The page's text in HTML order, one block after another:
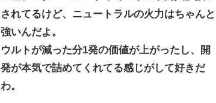
されてるけど、ニュートラルの火力はちゃんと
強いんだよ。
ウルトが減った分1発の価値が上がったし、開
発が本気で詰めてくれてる感じがして好きだ
わ。